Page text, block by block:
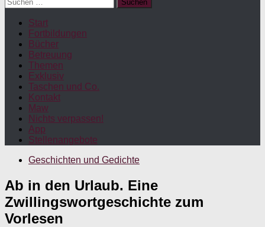
nach:
Start
Fortbildungen
Bücher
Betreuung
Themen
Exklusiv
Taschen und Co.
Kontakt
Maw
Nichts verpassen!
App
Stellenangebote
Geschichten und Gedichte
Ab in den Urlaub. Eine
Zwillingswortgeschichte zum
Vorlesen